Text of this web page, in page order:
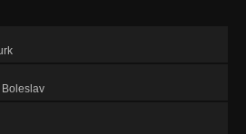
Boleslav